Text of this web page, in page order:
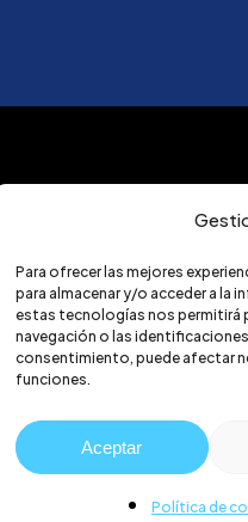
Para ofrecer las mejores
para almacenar y/o acceder a
estas tecnologías nos
navegación o las
consentimiento, puede afectar
funciones.
Aceptar
Política de